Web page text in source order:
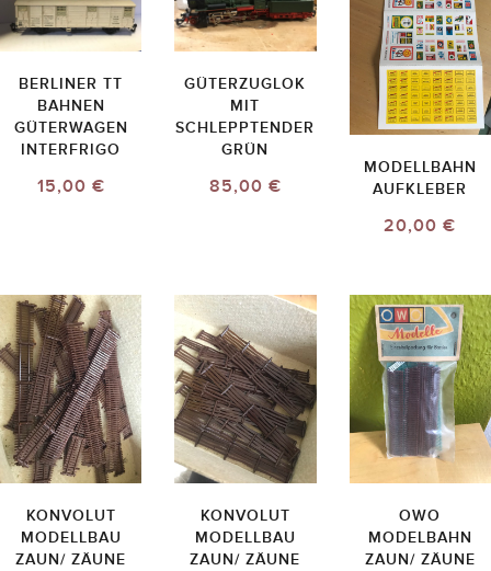
BERLINER TT
BAHNEN
GÜTERWAGEN
INTERFRIGO
15,00 €
GÜTERZUGLOK
MIT
SCHLEPPTENDER
GRÜN
85,00 €
MODELLBAHN
AUFKLEBER
20,00 €
KONVOLUT
MODELLBAU
ZAUN/ ZÄUNE
KONVOLUT
MODELLBAU
ZAUN/ ZÄUNE
OWO
MODELBAHN
ZAUN/ ZÄUNE